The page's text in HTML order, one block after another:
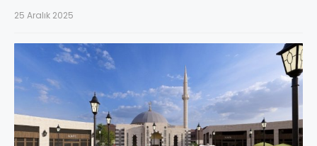
25 Aralık 2025